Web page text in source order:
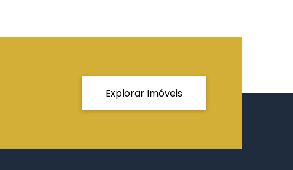
Explorar Imóveis